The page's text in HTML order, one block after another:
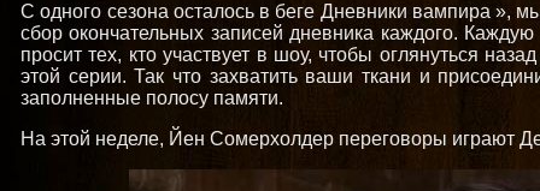
С одного сезона осталось в беге Дневники вампира »,
сбор окончательных записей дневника каждого.
просит тех, кто участвует в шоу, чтобы оглянуться
этой серии. Так что захватить ваши ткани и
заполненные полосу памяти.
На этой неделе, Йен Сомерхолдер переговоры играют